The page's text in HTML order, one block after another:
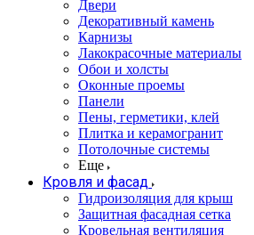
Двери
Декоративный камень
Карнизы
Лакокрасочные материалы
Обои и холсты
Оконные проемы
Панели
Пены, герметики, клей
Плитка и керамогранит
Потолочные системы
Еще
Кровля и фасад
Гидроизоляция для крыш
Защитная фасадная сетка
Кровельная вентиляция